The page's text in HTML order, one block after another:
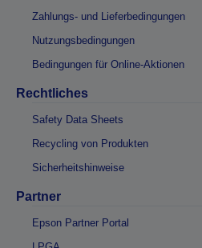
Zahlungs- und Lieferbedingungen
Nutzungsbedingungen
Bedingungen für Online-Aktionen
Rechtliches
Safety Data Sheets
Recycling von Produkten
Sicherheitshinweise
Partner
Epson Partner Portal